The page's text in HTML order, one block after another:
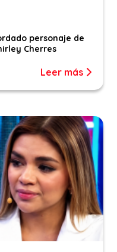
personaje de
Cherres
Leer más